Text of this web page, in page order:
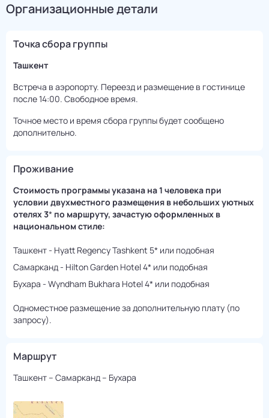
Организационные детали
Точка сбора группы
Ташкент
Встреча в аэропорту. Переезд и размещение в гостинице
после 14:00. Свободное время.
Точное место и время сбора группы будет сообщено
дополнительно.
Проживание
Cтоимость программы указана на 1 человека при
условии двухместного размещения в небольших уютных
отелях 3* по маршруту, зачастую оформленных в
национальном стиле:
Ташкент - Hyatt Regency Tashkent 5* или подобная
Самарканд - Hilton Garden Hotel 4* или подобная
Бухара - Wyndham Bukhara Hotel 4* или подобная
Одноместное размещение за дополнительную плату (по
запросу).
Маршрут
Ташкент – Самарканд – Бухара